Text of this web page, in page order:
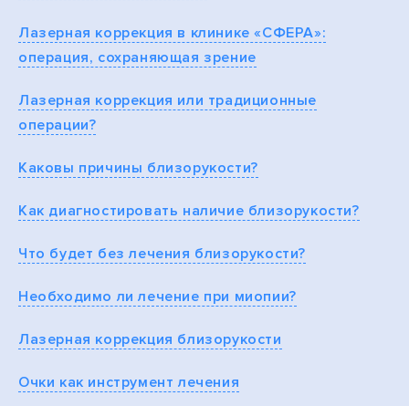
Лазерная коррекция в клинике «СФЕРА»:
операция, сохраняющая зрение
Лазерная коррекция или традиционные
операции?
Каковы причины близорукости?
Как диагностировать наличие близорукости?
Что будет без лечения близорукости?
Необходимо ли лечение при миопии?
Лазерная коррекция близорукости
Очки как инструмент лечения